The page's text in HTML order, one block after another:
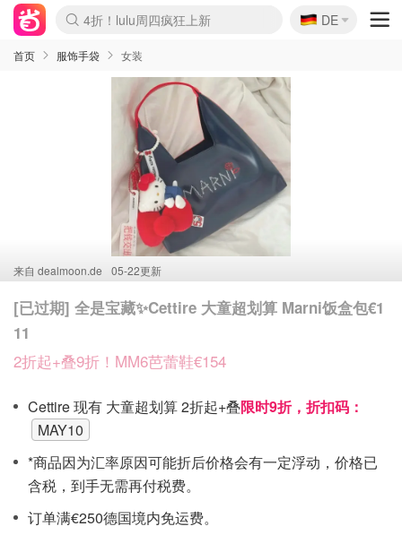
Boticinal 夏促开抢！
4折！lulu周四疯狂上新
还没结束！&OtherStories大促
Joybuy变相75折 随时失效
速领！Stanley独家85折
疑似霸哥！Camper额外叠85折
Zalando 奥莱闪促！每日更新
Moncler反季囤！5折起+叠9折
Coach Brooklyn仅€192
🇩🇪
DE
首页 服饰手袋 女装
来自 dealmoon.de 05-22更新
[已过期] 全是宝藏✨Cettire 大童超划算 Marni饭盒包€1
11
2折起+叠9折！MM6芭蕾鞋€154
Cettire 现有 大童超划算 2折起+叠限时9折，折扣码：
MAY10
*商品因为汇率原因可能折后价格会有一定浮动，价格已
含税，到手无需再付税费。
订单满€250德国境内免运费。